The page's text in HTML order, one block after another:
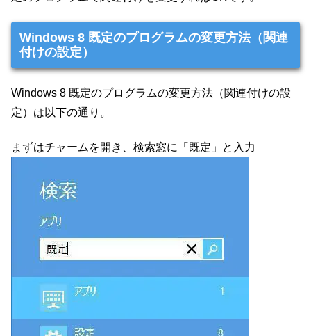
Windows 8 既定のプログラムの変更方法（関連
付けの設定）
Windows 8 既定のプログラムの変更方法（関連付けの設
定）は以下の通り。
まずはチャームを開き、検索窓に「既定」と入力